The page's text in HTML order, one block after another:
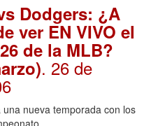
Dodgers: ¿A
ver EN VIVO el
de la MLB?
. 26 de
nueva temporada con los